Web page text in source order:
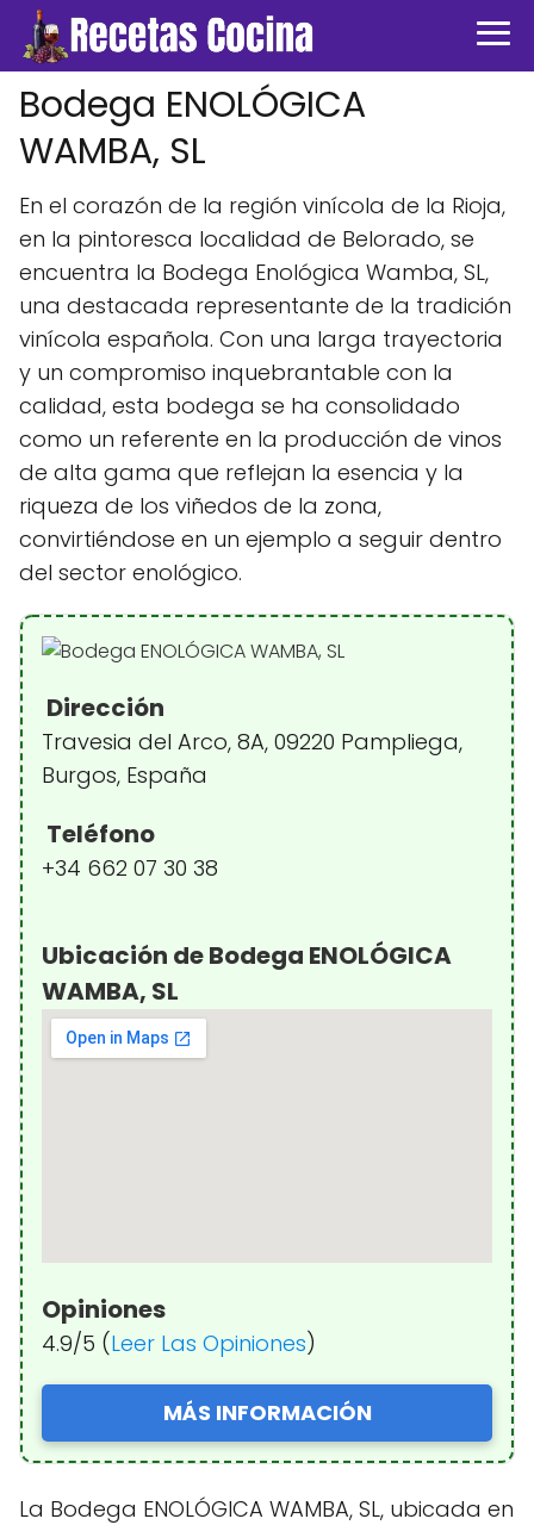
Bodega ENOLÓGICA
WAMBA, SL
En el corazón de la región vinícola de la Rioja,
en la pintoresca localidad de Belorado, se
encuentra la Bodega Enológica Wamba, SL,
una destacada representante de la tradición
vinícola española. Con una larga trayectoria
y un compromiso inquebrantable con la
calidad, esta bodega se ha consolidado
como un referente en la producción de vinos
de alta gama que reflejan la esencia y la
riqueza de los viñedos de la zona,
convirtiéndose en un ejemplo a seguir dentro
del sector enológico.
Dirección
Travesia del Arco, 8A, 09220 Pampliega,
Burgos, España
Teléfono
+34 662 07 30 38
Ubicación de Bodega ENOLÓGICA
WAMBA, SL
Opiniones
4.9/5 (Leer Las Opiniones)
MÁS INFORMACIÓN
La Bodega ENOLÓGICA WAMBA, SL, ubicada en